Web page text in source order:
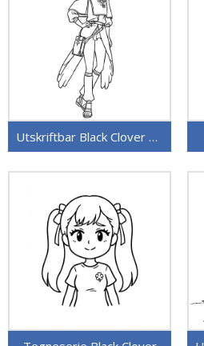
Utskriftbar Black Clover uten kostnad